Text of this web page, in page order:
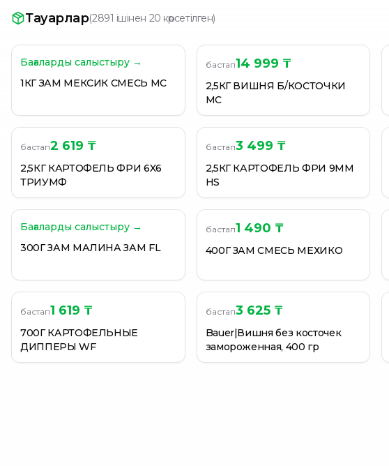
Тауарлар(2891 ішінен 20 көрсетілген)
Бағаларды салыстыру →
1КГ ЗАМ МЕКСИК СМЕСЬ MC
бастап14 999 ₸
2,5КГ ВИШНЯ Б/КОСТОЧКИ
MC
бастап2 619 ₸
2,5КГ КАРТОФЕЛЬ ФРИ 6X6
ТРИУМФ
бастап3 499 ₸
2,5КГ КАРТОФЕЛЬ ФРИ 9ММ
HS
Бағаларды салыстыру →
300Г ЗАМ МАЛИНА ЗАМ FL
бастап1 490 ₸
400Г ЗАМ СМЕСЬ МЕХИКО
бастап1 619 ₸
700Г КАРТОФЕЛЬНЫЕ
ДИППЕРЫ WF
бастап3 625 ₸
Bauer|Вишня без косточек
замороженная, 400 гр
Bauer|Зеленый горошек замороженный, 400 гр
Bauer|Клубника замороженная , 400 гр
Bauer|Овощная смесь "Овощи Весенние" 400гр